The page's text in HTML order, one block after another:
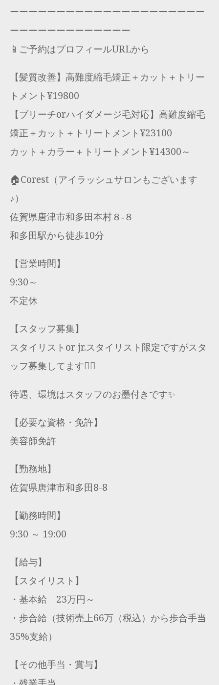
ーーーーーーーーーーーーーーーーーーーーー
ーーーーーーーーーーーーー
📱ご予約はプロフィールURLから
【髪質改善】高難度縮毛矯正＋カット＋トリー
トメント¥19800
【ブリーチorハイダメージ毛対応】高難度縮毛
矯正＋カット＋トリートメント¥23100
カット＋カラー＋トリートメント¥14300～
🏠Corest（アイラッシュサロンもございます
♪）
佐賀県唐津市和多田本村８‐８
和多田駅から徒歩10分
【営業時間】
9:30～
不定休
【スタッフ募集】
スタイリストor jr.スタイリスト限定ですがスタ
ッフ募集してます🙇‍♂️
待遇、環境はスタッフのお墨付きです✨
【必要な資格・免許】
美容師免許
【勤務地】
佐賀県唐津市和多田8-8
【勤務時間】
9:30 ～ 19:00
【給与】
【スタイリスト】
・基本給 23万円～
・歩合給（技術売上66万（税込）から歩合手当
35%支給）
【その他手当・賞与】